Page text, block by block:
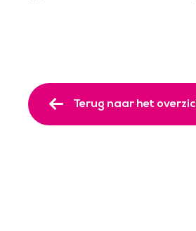
Terug naar het